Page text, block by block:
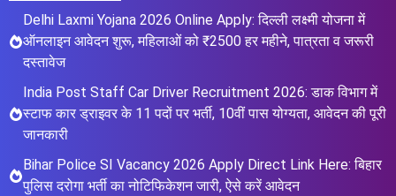
Delhi Laxmi Yojana 2026 Online Apply: दिल्ली लक्ष्मी योजना में
ऑनलाइन आवेदन शुरू, महिलाओं को ₹2500 हर महीने, पात्रता व जरूरी
दस्तावेज
India Post Staff Car Driver Recruitment 2026: डाक विभाग में
स्टाफ कार ड्राइवर के 11 पदों पर भर्ती, 10वीं पास योग्यता, आवेदन की पूरी
जानकारी
Bihar Police SI Vacancy 2026 Apply Direct Link Here: बिहार
पुलिस दरोगा भर्ती का नोटिफिकेशन जारी, ऐसे करें आवेदन